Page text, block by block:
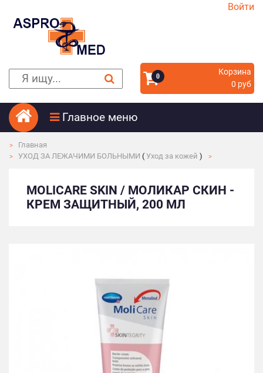
Войти
0
Корзина
0 руб
Главное меню
Главная
УХОД ЗА ЛЕЖАЧИМИ БОЛЬНЫМИ ( Уход за кожей )
MOLICARE SKIN / МОЛИКАР СКИН -
КРЕМ ЗАЩИТНЫЙ, 200 МЛ